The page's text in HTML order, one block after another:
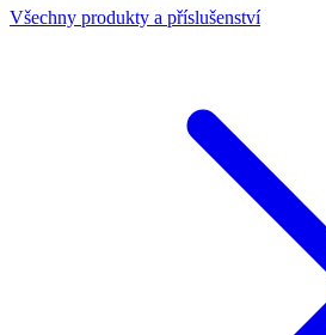
Všechny produkty a příslušenství